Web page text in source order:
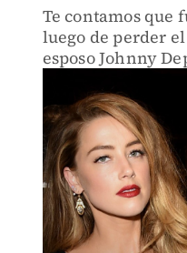
Te contamos que
luego de perder
esposo Johnny